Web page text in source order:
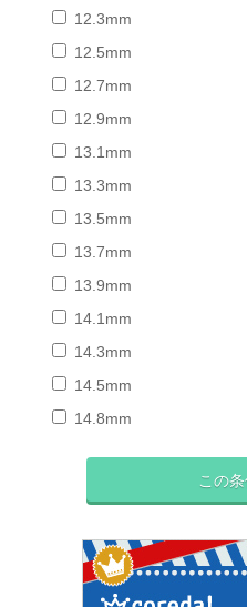
12.3mm
12.5mm
12.7mm
12.9mm
13.1mm
13.3mm
13.5mm
13.7mm
13.9mm
14.1mm
14.3mm
14.5mm
14.8mm